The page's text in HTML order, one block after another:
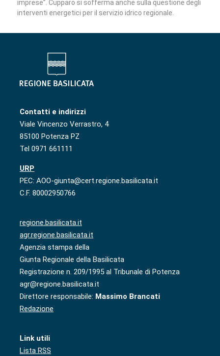
imprese”. Cupparo si sofferma anche sulla questione degli
interventi energetici per il servizio idrico regionale.
Contatti e indirizzi
Viale Vincenzo Verrastro, 4
85100 Potenza PZ
Tel 0971 661111
URP
PEC: AOO-giunta@cert.regione.basilicata.it
C.F. 80002950766
regione.basilicata.it
agr.regione.basilicata.it
Agenzia stampa della
Giunta Regionale della Basilicata
Registrazione n. 209/1995 al Tribunale di Potenza
agr@regione.basilicata.it
Direttore responsabile: Massimo Brancati
Redazione
Link utili
Lista RSS